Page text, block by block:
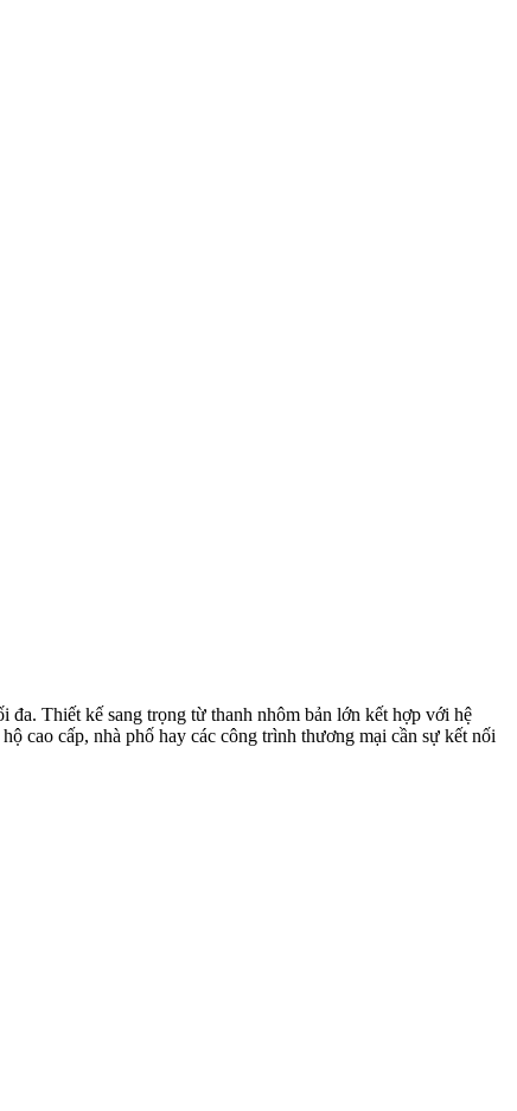
Thiết kế sang trọng từ thanh nhôm bản lớn kết hợp với hệ
cao cấp, nhà phố hay các công trình thương mại cần sự kết nối